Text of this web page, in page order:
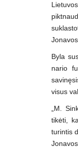
Byla
nario
visus
„M.
tikėti,
turintis